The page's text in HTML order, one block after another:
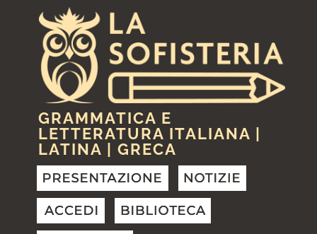
GRAMMATICA E
LETTERATURA ITALIANA |
LATINA | GRECA